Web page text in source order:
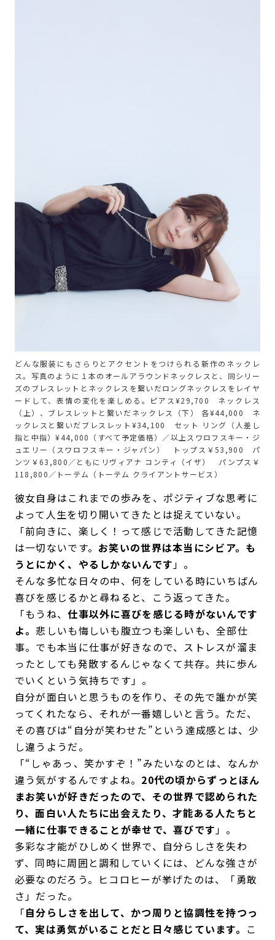
どんな服装にもさらりとアクセントをつけられる新作のネックレ
ス。写真のように１本のオールアラウンドネックレスと、同シリー
ズのブレスレットとネックレスを繋いだロングネックレスをレイヤ
ードして、表情の変化を楽しめる。ピアス¥29,700 ネックレス
（上）、ブレスレットと繋いだネックレス（下） 各¥44,000 ネ
ックレスと繋いだブレスレット¥34,100 セット リング（人差し
指と中指）¥44,000（すべて予定価格）／以上スワロフスキー・ジ
ュエリー（スワロフスキー・ジャパン） トップス￥53,900 パ
ンツ￥63,800／ともにリヴィアナ コンティ（イザ） パンプス￥
118,800／トーテム（トーテム クライアントサービス）
彼女自身はこれまでの歩みを、ポジティブな思考に
よって人生を切り開いてきたとは捉えていない。
「前向きに、楽しく！って感じで活動してきた記憶
は一切ないです。 お笑いの世界は本当にシビア。も
うとにかく、やるしかないんです 」。
そんな多忙な日々の中、何をしている時にいちばん
喜びを感じるかと尋ねると、こう返ってきた。
「もうね、仕事以外に喜びを感じる時がないんです
よ。悲しいも悔しいも腹立つも楽しいも、全部仕
事。でも本当に仕事が好きなので、ストレスが溜ま
ったとしても発散するんじゃなくて共存。共に歩ん
でいくという気持ちです」。
自分が面白いと思うものを作り、その先で誰かが笑
ってくれたなら、それが一番嬉しいと言う。ただ、
その喜びは“自分が笑わせた”という達成感とは、少
し違うようだ。
「“しゃあっ、笑かすぞ！”みたいなのとは、なんか
違う気がするんですよね。 20代の頃からずっとほん
まお笑いが好きだったので、その世界で認められた
り、面白い人たちに出会えたり、才能ある人たちと
一緒に仕事できることが幸せで、喜びです 」。
多彩な才能がひしめく世界で、自分らしさを失わ
ず、同時に周囲と調和していくには、どんな強さが
必要なのだろう。ヒコロヒーが挙げたのは、「勇敢
さ」だった。
「自分らしさを出して、かつ周りと協調性を持つっ
て、実は勇気がいることだと日々感じています。 こ